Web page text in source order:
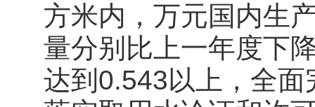
方米内，万元国内生
量分别比上一年度下
达到0.543以上，全面